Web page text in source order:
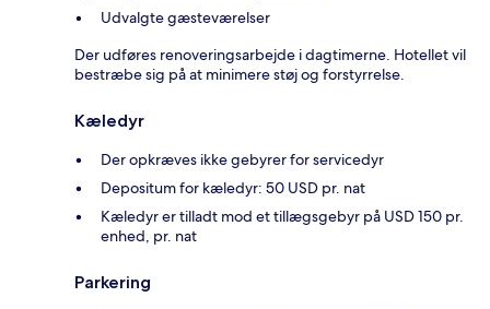
Udvalgte gæsteværelser
Der udføres renoveringsarbejde i dagtimerne. Hotellet vil
bestræbe sig på at minimere støj og forstyrrelse.
Kæledyr
Der opkræves ikke gebyrer for servicedyr
Depositum for kæledyr: 50 USD pr. nat
Kæledyr er tilladt mod et tillægsgebyr på USD 150 pr.
enhed, pr. nat
Parkering